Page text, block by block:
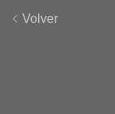
Volver